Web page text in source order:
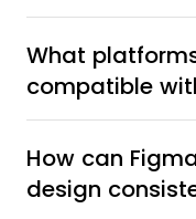
What
compatible
How can
design